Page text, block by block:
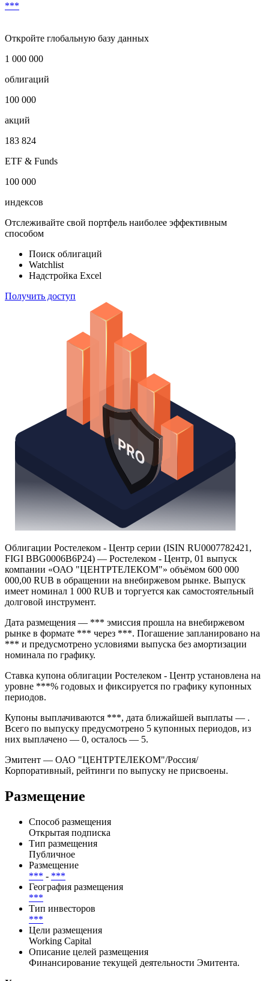
***
Откройте глобальную базу данных
1 000 000
облигаций
100 000
акций
183 824
ETF & Funds
100 000
индексов
Отслеживайте свой портфель наиболее эффективным
способом
Поиск облигаций
Watchlist
Надстройка Excel
Получить доступ
Облигации Ростелеком - Центр серии (ISIN RU0007782421,
FIGI BBG0006B6P24) — Ростелеком - Центр, 01 выпуск
компании «ОАО "ЦЕНТРТЕЛЕКОМ"» объёмом 600 000
000,00 RUB в обращении на внебиржевом рынке. Выпуск
имеет номинал 1 000 RUB и торгуется как самостоятельный
долговой инструмент.
Дата размещения — *** эмиссия прошла на внебиржевом
рынке в формате *** через ***. Погашение запланировано на
*** и предусмотрено условиями выпуска без амортизации
номинала по графику.
Ставка купона облигации Ростелеком - Центр установлена на
уровне ***% годовых и фиксируется по графику купонных
периодов.
Купоны выплачиваются ***, дата ближайшей выплаты — .
Всего по выпуску предусмотрено 5 купонных периодов, из
них выплачено — 0, осталось — 5.
Эмитент — ОАО "ЦЕНТРТЕЛЕКОМ"/Россия/
Корпоративный, рейтинги по выпуску не присвоены.
Размещение
Способ размещения
Открытая подписка
Тип размещения
Публичное
Размещение
*** - ***
География размещения
***
Тип инвесторов
***
Цели размещения
Working Capital
Описание целей размещения
Финансирование текущей деятельности Эмитента.